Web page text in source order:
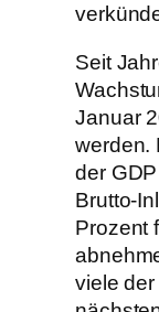
Seit
Januar
werden.
der
Brutto-
Prozent
viele